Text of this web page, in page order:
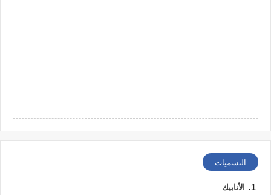
التسميات
الأنابيك